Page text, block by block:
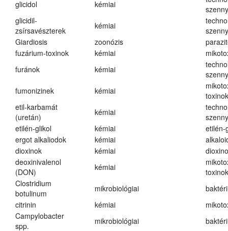
glicidol
kémiai
glicidil-
zsírsavészterek
kémiai
Giardiosis
zoonózis
fuzárium-toxinok
kémiai
furánok
kémiai
fumonizinek
kémiai
toxinok
etil-karbamát
(uretán)
kémiai
etilén-glikol
kémiai
etilén-
ergot alkaliodok
kémiai
dioxinok
kémiai
deoxinivalenol
(DON)
kémiai
toxinok
Clostridium
botulinum
mikrobiológiai
citrinin
kémiai
Campylobacter
spp.
mikrobiológiai